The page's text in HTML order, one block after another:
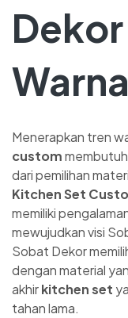
Menerapkan tren
custom
dari pemilihan
Kitchen Set
memiliki
mewujudkan visi
Sobat Dekor
dengan material
akhirkitchen set
tahan lama.